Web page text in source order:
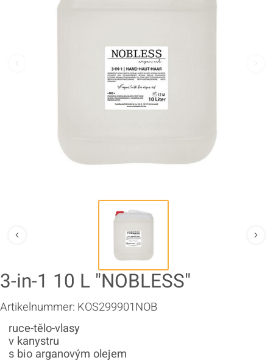
3-in-1 10 L "NOBLESS"
Artikelnummer: KOS299901NOB
ruce-tělo-vlasy
v kanystru
s bio arganovým olejem